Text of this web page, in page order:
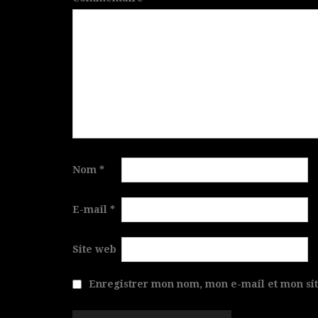
Nom *
E-mail *
Site web
Enregistrer mon nom, mon e-mail et mon